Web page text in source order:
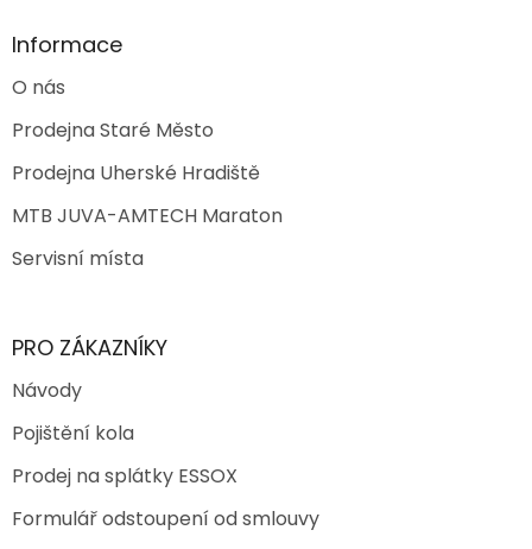
Informace
O nás
Prodejna Staré Město
Prodejna Uherské Hradiště
MTB JUVA-AMTECH Maraton
Servisní místa
PRO ZÁKAZNÍKY
Návody
Pojištění kola
Prodej na splátky ESSOX
Formulář odstoupení od smlouvy